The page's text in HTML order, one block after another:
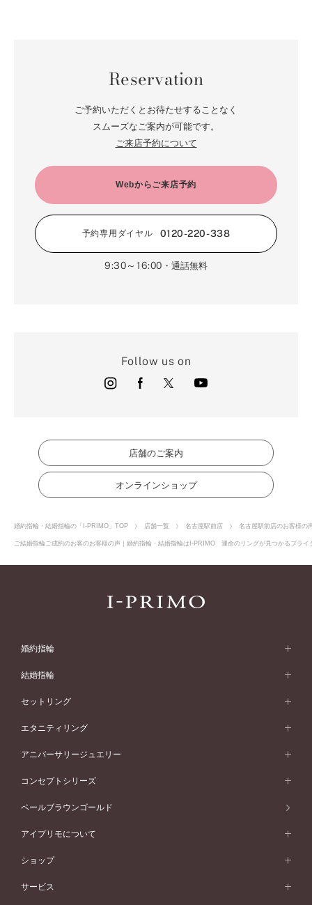
Reservation
ご予約いただくとお待たせすることなく
スムーズなご案内が可能です。
ご来店予約について
Webからご来店予約
予約専用ダイヤル 0120-220-338
9:30～16:00 ・通話無料
Follow us on
店舗のご案内
オンラインショップ
婚約指輪・結婚指輪の「I-PRIMO」TOP 店舗一覧 名古屋駅前店 名古屋駅前店のお客様の
ご結婚指輪ご成約のお客のお客様の声｜婚約指輪・結婚指輪はI-PRIMO 運命のリングが見つかるブラ
婚約指輪
婚約指輪 (エンゲージリング)
婚約指輪一覧
ピンクゴールド
ペールブラウンゴールド
ウェーブライン
V字ライン
ワンサイドメレ
ダブルサイドメレ
シンプル
フェミニン
モード
50万円台～
40万円台～
30万円台～
婚約指輪 人気ランキング
婚約ネックレス
結婚指輪
結婚指輪 (マリッジリング)
結婚指輪一覧
ピンクゴールド
ペールブラウンゴールド
ウェーブライン
V字ライン
ワンメレ
セベラルメレ
シンプル
フェミニン
モード
50万円～
40万円～50万円
セットリング
セットリング
セットリング一覧
ピンクゴールド
ペールブラウンゴールド
エタニティリング
エタニティリング
エタニティリング一覧
ピンクゴールド
ペールブラウンゴールド
アニバーサリージュエリー
アニバーサリージュエリー
アニバーサリージュエリー一覧
ファッションリング
ブレスレット
コンセプトシリーズ
コンセプトシリーズ
オリジンビリーフ
エトワル
ペールブラウンゴールド
アイプリモについて
アイプリモについて
パーソナルハンド診断
ショップ
店舗一覧
サービス